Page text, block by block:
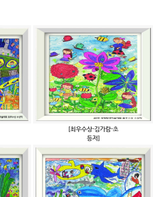
[최우수상-김가람-초
등저]